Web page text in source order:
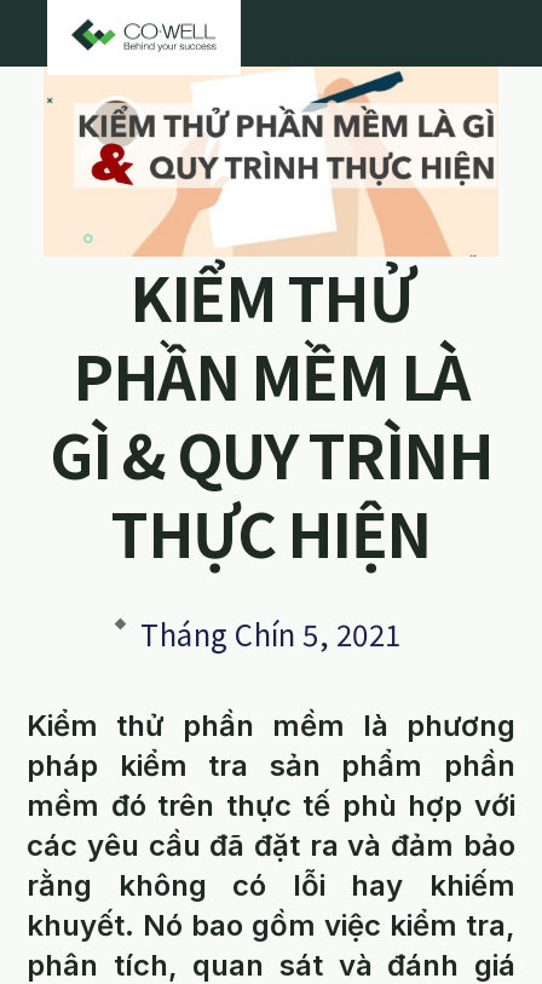
KIỂM THỬ
PHẦN MỀM LÀ
GÌ & QUY TRÌNH
THỰC HIỆN
Tháng Chín 5, 2021
Kiểm thử phần mềm là phương
pháp kiểm tra sản phẩm phần
mềm đó trên thực tế phù hợp với
các yêu cầu đã đặt ra và đảm bảo
rằng không có lỗi hay khiếm
khuyết. Nó bao gồm việc kiểm tra,
phân tích, quan sát và đánh giá